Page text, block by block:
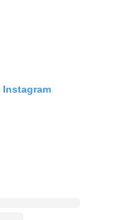
Instagram